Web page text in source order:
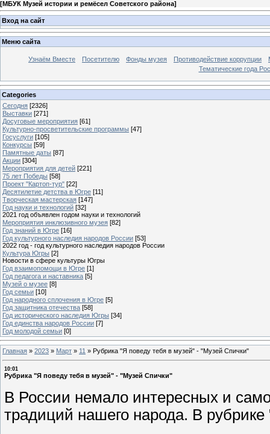
[МБУК Музей истории и ремёсел Советского района]
Вход на сайт
Меню сайта
Узнаём Вместе Посетителю Фонды музея Противодействие коррупции
Тематические года
Categories
Сегодня [2326]
Выставки [271]
Досуговые мероприятия [61]
Культурно-просветительские программы [47]
Госуслуги [105]
Конкурсы [59]
Памятные даты [87]
Акции [304]
Мероприятия для детей [221]
75 лет Победы [58]
Проект "Картоп-тур" [22]
Десятилетие детства в Югре [11]
Творческая мастерская [147]
Год науки и технологий [32]
2021 год объявлен годом науки и технологий
Мероприятия инклюзивного музея [82]
Год знаний в Югре [16]
Год культурного наследия народов России [53]
2022 год - год культурного наследия народов России
Культура Югры [2]
Новости в сфере культуры Югры
Год взаимопомощи в Югре [1]
Год педагога и наставника [5]
Музей о музее [8]
Год семьи [10]
Год народного сплочения в Югре [5]
Год защитника отечества [58]
Год исторического наследия Югры [34]
Год единства народов России [7]
Год молодой семьи [0]
Главная » 2023 » Март » 11 » Рубрика "Я поведу тебя в музей" - "Музей Спички"
10:01
Рубрика "Я поведу тебя в музей" - "Музей Спички"
В России немало интересных и
традиций нашего народа. В